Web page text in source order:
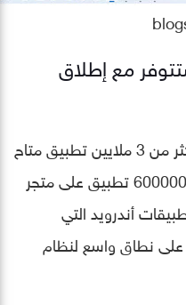
مع إطلاق
حاليًا، هناك 50 تطبيقًا من بين أكثر من 3 ملايين تطبيق متاح
على متجر جوجل بلاي، وأكثر من 600000 تطبيق على متجر
أندرويد التي
على نطاق واسع لنظام